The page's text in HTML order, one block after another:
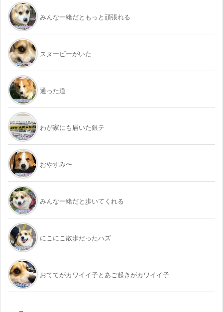
みんな一緒だともっと頑張れる
スヌーピーがいた
通った道
わが家にも届いた銀テ
おやすみ〜
みんな一緒だと歩いてくれる
にこにこ散歩だったハズ
おててがカワイイ子とあご起きがカワイイ子